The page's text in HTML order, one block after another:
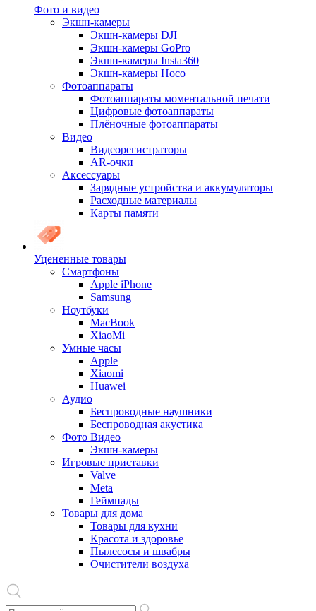
Фото и видео
Экшн-камеры
Экшн-камеры DJI
Экшн-камеры GoPro
Экшн-камеры Insta360
Экшн-камеры Hoco
Фотоаппараты
Фотоаппараты моментальной печати
Цифровые фотоаппараты
Плёночные фотоаппараты
Видео
Видеорегистраторы
AR-очки
Аксессуары
Зарядные устройства и аккумуляторы
Расходные материалы
Карты памяти
Уцененные товары
Cмартфоны
Apple iPhone
Samsung
Ноутбуки
MacBook
XiaoMi
Умные часы
Apple
Xiaomi
Huawei
Аудио
Беспроводные наушники
Беспроводная акустика
Фото Видео
Экшн-камеры
Игровые приставки
Valve
Meta
Геймпады
Товары для дома
Товары для кухни
Красота и здоровье
Пылесосы и швабры
Очистители воздуха